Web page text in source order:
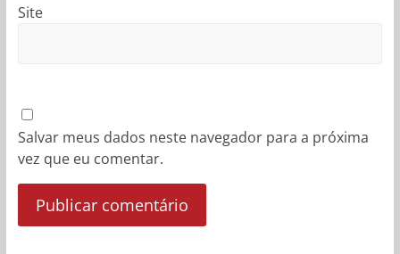
Site
Salvar meus dados neste navegador para a próxima
vez que eu comentar.